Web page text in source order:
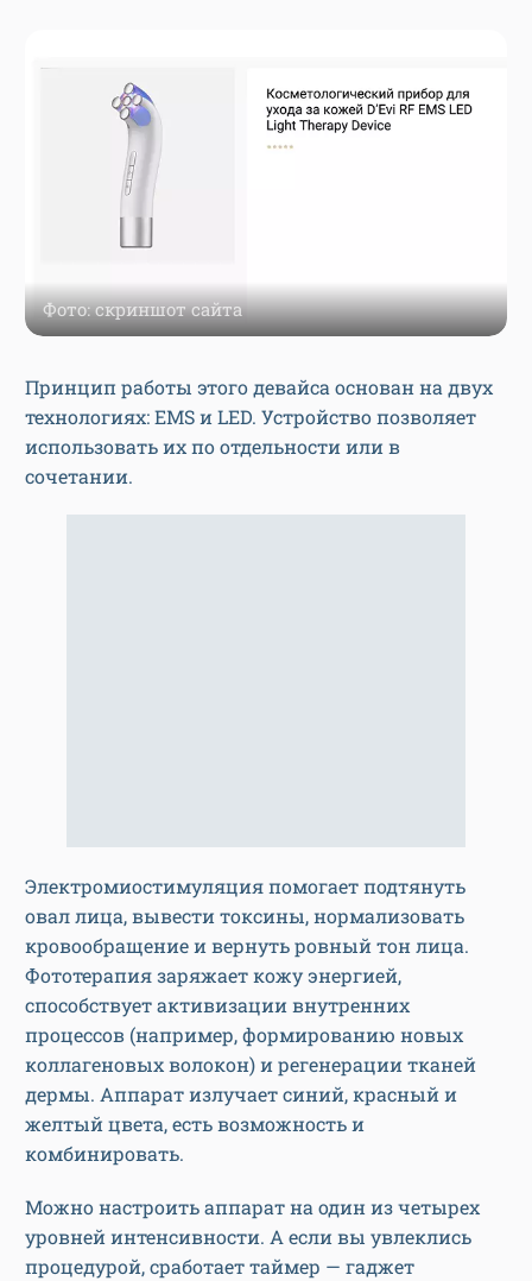
Фото: скриншот сайта
Принцип работы этого девайса основан на двух
технологиях: EMS и LED. Устройство позволяет
использовать их по отдельности или в
сочетании.
Электромиостимуляция помогает подтянуть
овал лица, вывести токсины, нормализовать
кровообращение и вернуть ровный тон лица.
Фототерапия заряжает кожу энергией,
способствует активизации внутренних
процессов (например, формированию новых
коллагеновых волокон) и регенерации тканей
дермы. Аппарат излучает синий, красный и
желтый цвета, есть возможность и
комбинировать.
Можно настроить аппарат на один из четырех
уровней интенсивности. А если вы увлеклись
процедурой, сработает таймер — гаджет